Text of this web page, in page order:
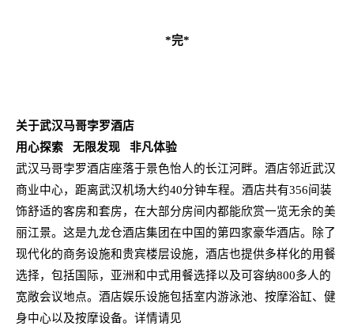
*完*
关于武汉马哥孛罗酒店
用心探索
无限发现
非凡体验
武汉马哥孛罗酒店座落于景色怡人的长江河畔。酒店邻近武汉
商业中心，距离武汉机场大约40分钟车程。酒店共有356间装
饰舒适的客房和套房，在大部分房间内都能欣赏一览无余的美
丽江景。这是九龙仓酒店集团在中国的第四家豪华酒店。除了
现代化的商务设施和贵宾楼层设施，酒店也提供多样化的用餐
选择，包括国际，亚洲和中式用餐选择以及可容纳800多人的
宽敞会议地点。酒店娱乐设施包括室内游泳池、按摩浴缸、健
身中心以及按摩设备。详情请见